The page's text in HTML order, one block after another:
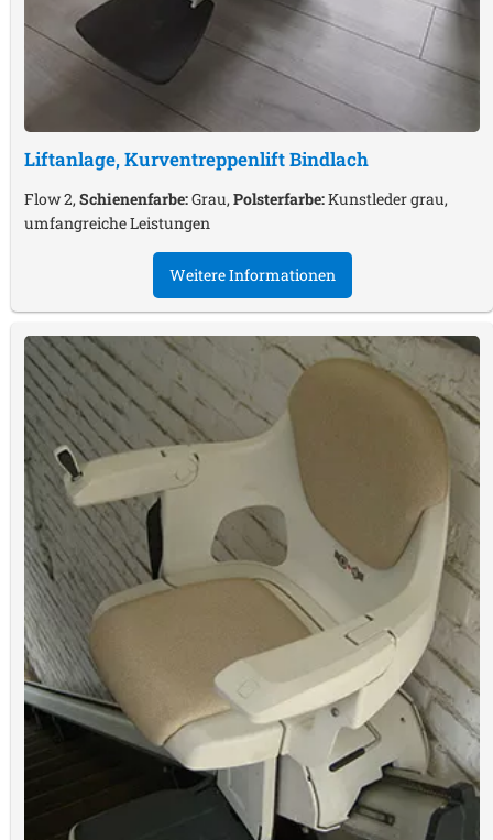
Liftanlage, KurventreppenliftBindlach
Flow 2,Schienenfarbe:Grau,Polsterfarbe:Kunstleder grau,
umfangreiche Leistungen
Weitere Informationen